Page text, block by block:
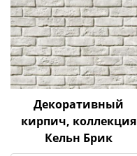
Декоративный
кирпич, коллекция
Кельн Брик